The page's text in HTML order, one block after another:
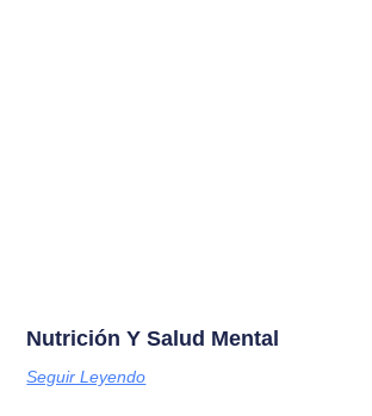
Nutrición Y Salud Mental
Seguir Leyendo